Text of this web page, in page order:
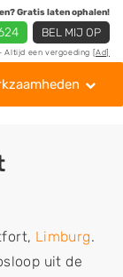
Gratis laten ophalen!
BEL MIJ OP
Altijd een vergoeding [Ad]
Limburg.
uit de